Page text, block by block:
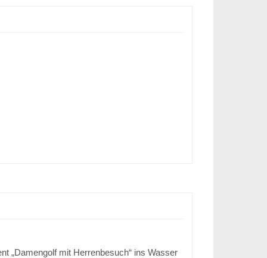
„Damengolf mit Herrenbesuch“ ins Wasser